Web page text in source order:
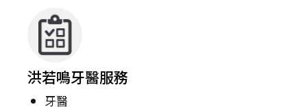
洪若鳴牙醫服務
牙醫